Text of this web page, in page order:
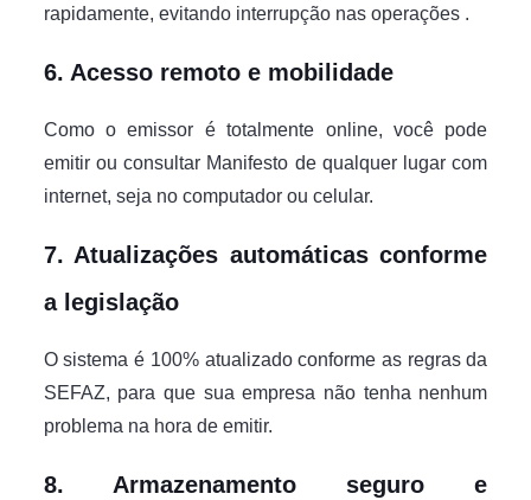
rapidamente, evitando interrupção nas operações .
6. Acesso remoto e mobilidade
Como o emissor é totalmente online, você pode
emitir ou consultar Manifesto de qualquer lugar com
internet, seja no computador ou celular.
7. Atualizações automáticas conforme
a legislação
O sistema é 100% atualizado conforme as regras da
SEFAZ, para que sua empresa não tenha nenhum
problema na hora de emitir.
8. Armazenamento seguro e